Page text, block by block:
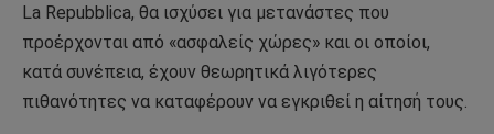
La Repubblica, θα ισχύσει για μετανάστες που
προέρχονται από «ασφαλείς χώρες» και οι οποίοι,
κατά συνέπεια, έχουν θεωρητικά λιγότερες
πιθανότητες να καταφέρουν να εγκριθεί η αίτησή τους.